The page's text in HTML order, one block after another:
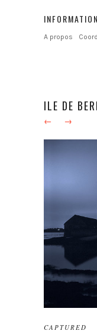
A propos
ILE DE
← →
CAPTURED